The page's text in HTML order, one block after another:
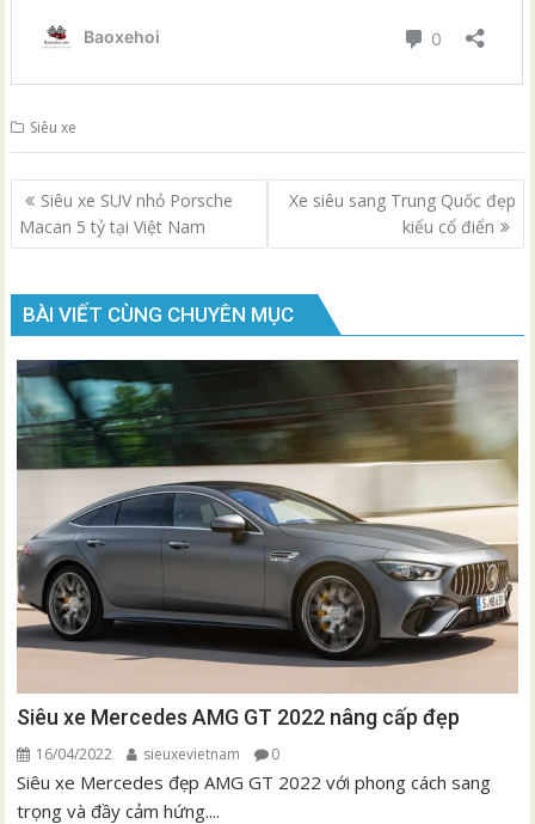
Siêu xe
Điều
hướng
bài
viết
Siêu xe SUV nhỏ Porsche
Macan 5 tỷ tại Việt Nam
Xe siêu sang Trung Quốc đẹp
kiểu cổ điển
BÀI VIẾT CÙNG CHUYÊN MỤC
Siêu xe Mercedes AMG GT 2022 nâng cấp đẹp
16/04/2022 sieuxevietnam 0
Siêu xe Mercedes đẹp AMG GT 2022 với phong cách sang
trọng và đầy cảm hứng....